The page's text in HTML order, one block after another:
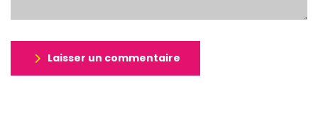
Laisser un commentaire